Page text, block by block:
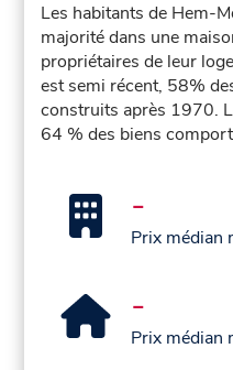
Les habitants de Hem-
majorité dans une
propriétaires de leur
est semi récent, 58%
construits après 1970.
64 % des biens
-
Prix médian
-
Prix médian